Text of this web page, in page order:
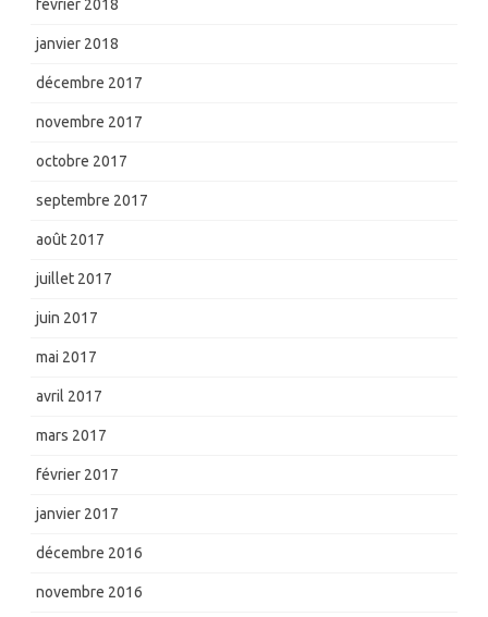
février 2018
janvier 2018
décembre 2017
novembre 2017
octobre 2017
septembre 2017
août 2017
juillet 2017
juin 2017
mai 2017
avril 2017
mars 2017
février 2017
janvier 2017
décembre 2016
novembre 2016